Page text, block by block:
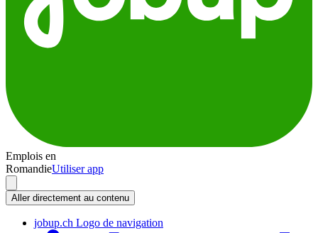
Emplois en
RomandieUtiliser app
Aller directement au contenu
jobup.ch Logo de navigation